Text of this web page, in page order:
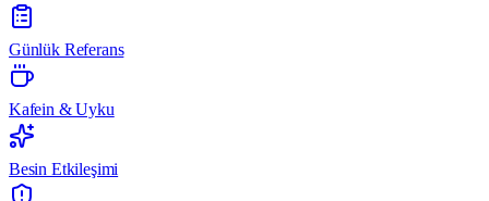
Günlük Referans
Kafein & Uyku
Besin Etkileşimi